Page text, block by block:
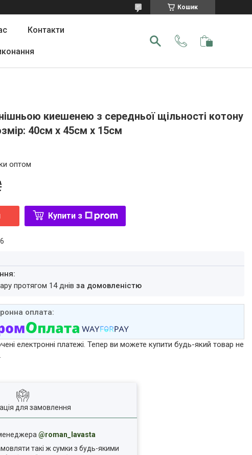
Кошик
Контакти
киешенею з середньої щільності котону
40cм х 45см х 15см
оптом
Купити з
протягом 14 днівза домовленістю
електронні платежі. Тепер ви можете купити будь-який товар не
для замовлення
@roman_lavasta
такі ж сумки з будь-якими